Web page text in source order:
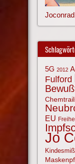
5G 2012
Fulford
EU
Jo